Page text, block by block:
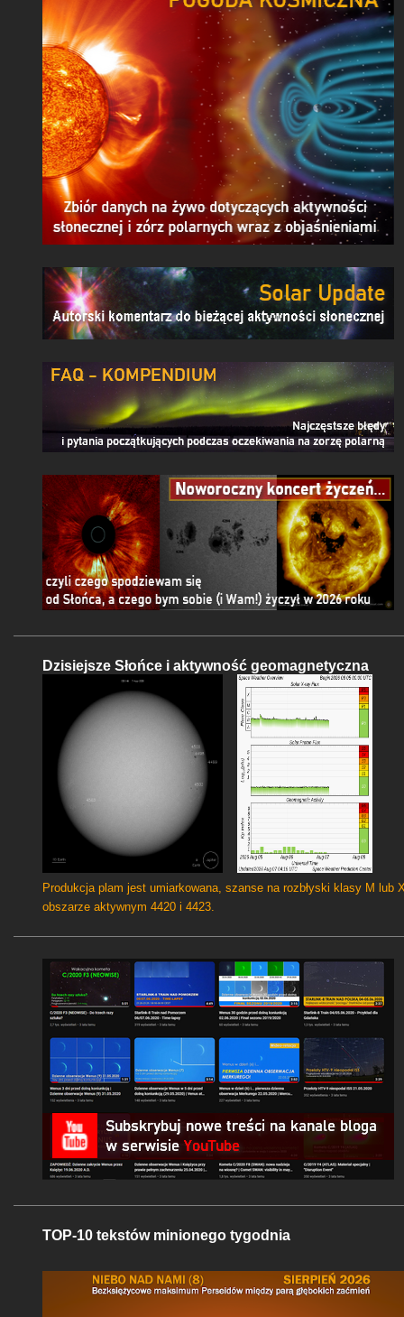
Dzisiejsze Słońce i aktywność geomagnetyczna
Produkcja plam jest umiarkowana, szanse na rozbłyski klasy M lub
obszarze aktywnym 4420 i 4423.
TOP-10 tekstów minionego tygodnia